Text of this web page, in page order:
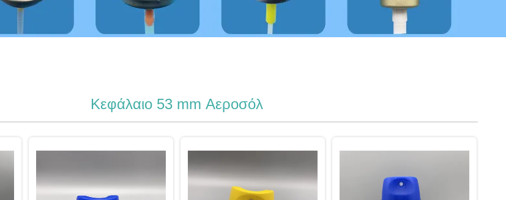
Κεφάλαιο 53 mm Αεροσόλ